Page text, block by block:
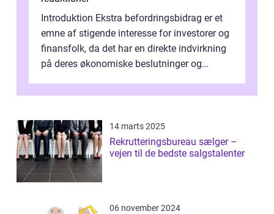
Introduktion Ekstra befordringsbidrag er et
emne af stigende interesse for investorer og
finansfolk, da det har en direkte indvirkning
på deres økonomiske beslutninger og
14 marts 2025
Rekrutteringsbureau sælger –
vejen til de bedste salgstalenter
06 november 2024